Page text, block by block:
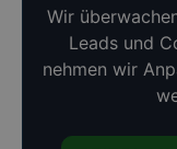
Wir
Leads und
nehmen wir